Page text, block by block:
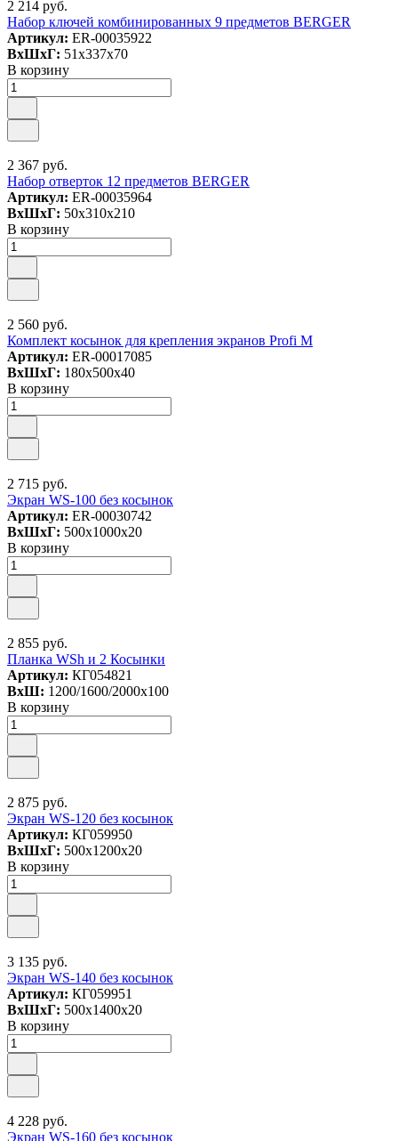
2 214 руб.
Набор ключей комбинированных 9 предметов BERGER
Артикул: ER-00035922
ВxШxГ: 51x337x70
В корзину
2 367 руб.
Набор отверток 12 предметов BERGER
Артикул: ER-00035964
ВxШxГ: 50x310x210
В корзину
2 560 руб.
Комплект косынок для крепления экранов Profi M
Артикул: ER-00017085
ВxШxГ: 180x500x40
В корзину
2 715 руб.
Экран WS-100 без косынок
Артикул: ER-00030742
ВxШxГ: 500x1000x20
В корзину
2 855 руб.
Планка WSh и 2 Косынки
Артикул: КГ054821
ВxШ: 1200/1600/2000x100
В корзину
2 875 руб.
Экран WS-120 без косынок
Артикул: КГ059950
ВxШxГ: 500x1200x20
В корзину
3 135 руб.
Экран WS-140 без косынок
Артикул: КГ059951
ВxШxГ: 500x1400x20
В корзину
4 228 руб.
Экран WS-160 без косынок